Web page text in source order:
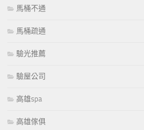
馬桶不通
馬桶疏通
驗光推薦
驗屋公司
高雄spa
高雄傢俱